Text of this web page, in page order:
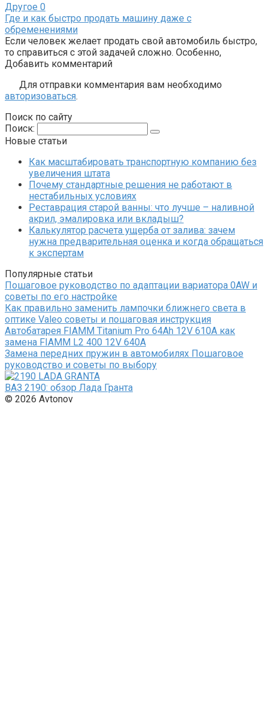
Другое 0
Где и как быстро продать машину даже с
обременениями
Если человек желает продать свой автомобиль быстро,
то справиться с этой задачей сложно. Особенно,
Добавить комментарий
Для отправки комментария вам необходимо
авторизоваться.
Поиск по сайту
Поиск:
Новые статьи
Как масштабировать транспортную компанию без
увеличения штата
Почему стандартные решения не работают в
нестабильных условиях
Реставрация старой ванны: что лучше – наливной
акрил, эмалировка или вкладыш?
Калькулятор расчета ущерба от залива: зачем
нужна предварительная оценка и когда обращаться
к экспертам
Популярные статьи
Пошаговое руководство по адаптации вариатора 0AW и
советы по его настройке
Как правильно заменить лампочки ближнего света в
оптике Valeo советы и пошаговая инструкция
Автобатарея FIAMM Titanium Pro 64Ah 12V 610A как
замена FIAMM L2 400 12V 640A
Замена передних пружин в автомобилях Пошаговое
руководство и советы по выбору
ВАЗ 2190: обзор Лада Гранта
© 2026 Avtonov